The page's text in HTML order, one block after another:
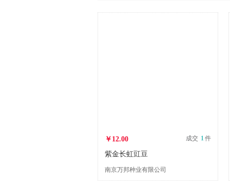
￥12.00 成交 1件
紫金长虹豇豆
南京万邦种业有限公司